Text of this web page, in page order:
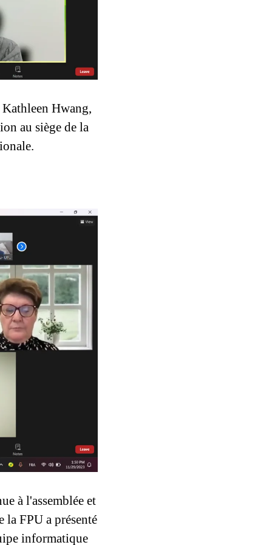
Hwang,
au siège de la
à l'assemblée et
la FPU a présenté
informatique